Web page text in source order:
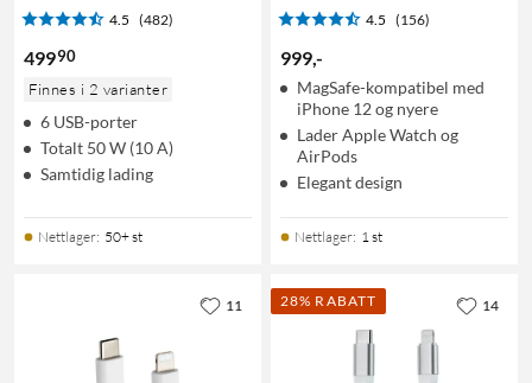
4.5 (482)
49990
Finnes i 2 varianter
6 USB-porter
Totalt 50 W (10 A)
Samtidig lading
Nettlager: 50+ st
4.5 (156)
999,-
MagSafe-kompatibel med
iPhone 12 og nyere
Lader Apple Watch og
AirPods
Elegant design
Nettlager: 1 st
11 28% RABATT 14